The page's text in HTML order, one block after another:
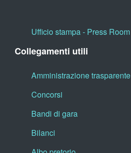
Ufficio stampa - Press Room
Collegamenti utili
Amministrazione trasparente
Concorsi
Bandi di gara
Bilanci